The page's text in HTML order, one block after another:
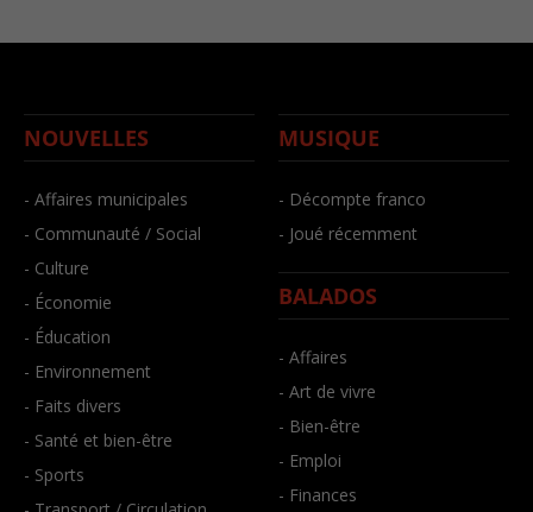
NOUVELLES
- Affaires municipales
- Communauté / Social
- Culture
- Économie
- Éducation
- Environnement
- Faits divers
- Santé et bien-être
- Sports
MUSIQUE
- Décompte franco
- Joué récemment
BALADOS
- Affaires
- Art de vivre
- Bien-être
- Emploi
- Finances